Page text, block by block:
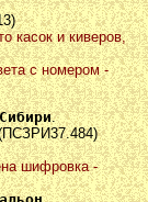
касок и киверов,
с номером -
.
шифровка -